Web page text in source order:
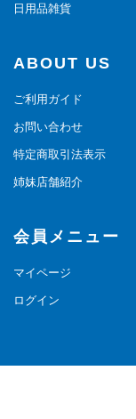
日用品雑貨
ABOUT US
ご利用ガイド
お問い合わせ
特定商取引法表示
姉妹店舗紹介
会員メニュー
マイページ
ログイン